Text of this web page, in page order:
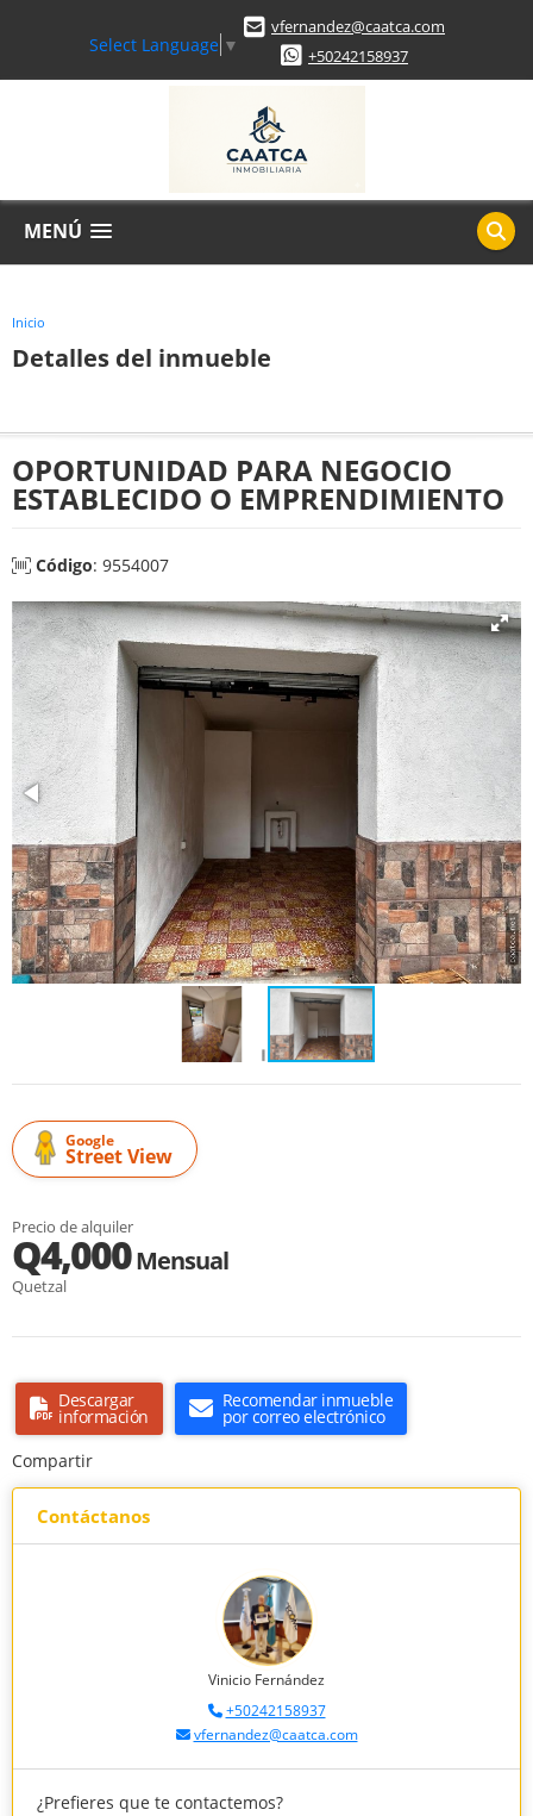
Select Language ▼
vfernandez@caatca.com
+50242158937
MENÚ
Inicio
Detalles del inmueble
OPORTUNIDAD PARA NEGOCIO
ESTABLECIDO O EMPRENDIMIENTO
Código: 9554007
Google
Street View
Precio de alquiler
Q4,000Mensual
Quetzal
Descargar
información
Recomendar inmueble
por correo electrónico
Compartir
Contáctanos
Vinicio Fernández
+50242158937
vfernandez@caatca.com
¿Prefieres que te contactemos?